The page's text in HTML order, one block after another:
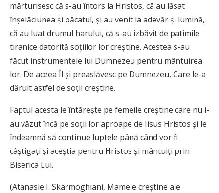
mărturisesc că s-au întors la Hristos, că au lăsat
înșelăciunea și păcatul, și au venit la adevăr și lumină,
că au luat drumul harului, că s-au izbăvit de patimile
tiranice datorită soțiilor lor creștine. Acestea s-au
făcut instrumentele lui Dumnezeu pentru mântuirea
lor. De aceea Îl și preaslăvesc pe Dumnezeu, Care le-a
dăruit astfel de soții creștine.
Faptul acesta le întărește pe femeile creștine care nu i-
au văzut încă pe soții lor aproape de Iisus Hristos și le
îndeamnă să continue luptele până când vor fi
câștigați și aceștia pentru Hristos și mântuiți prin
Biserica Lui.
(Atanasie I. Skarmoghiani, Mamele creștine ale